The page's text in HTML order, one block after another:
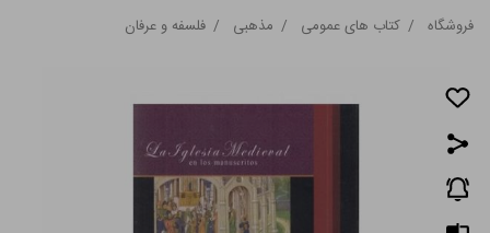
فروشگاه / کتاب های عمومی / مذهبی / فلسفه و عرفان